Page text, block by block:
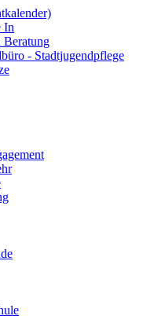
In
Beratung
- Stadtjugendpflege